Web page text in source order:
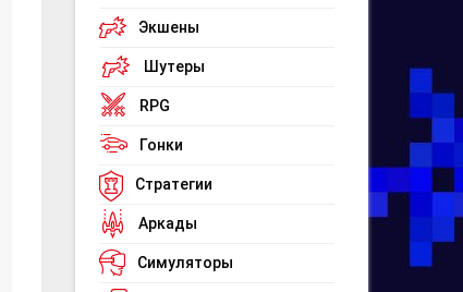
Экшены
Шутеры
RPG
Гонки
Стратегии
Аркады
Симуляторы